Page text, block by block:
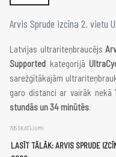
Arvis Sprude izcīna 2. vietu
Latvijas ultrariteņbraucējs
Supported kategorijā
sarežģītākajām
garo distanci ar vairāk nekā
stundās un 34 minūtēs.
705 SKATĪJUMI
LASĪT TĀLĀK: ARVIS SPRUDE